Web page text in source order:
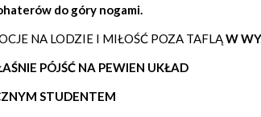
do góry nogami.
NA LODZIE I MIŁOŚĆ POZA TAFLĄW
PÓJŚĆ NA PEWIEN UKŁAD
STUDENTEM